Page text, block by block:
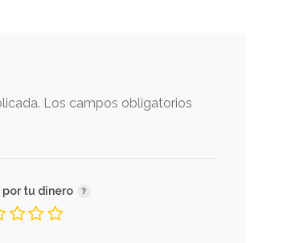
Los campos obligatorios
por tu dinero